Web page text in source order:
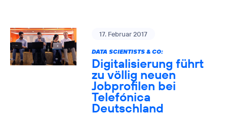
17. Februar 2017
DATA SCIENTISTS & CO:
Digitalisierung führt
zu völlig neuen
Jobprofilen bei
Telefónica
Deutschland